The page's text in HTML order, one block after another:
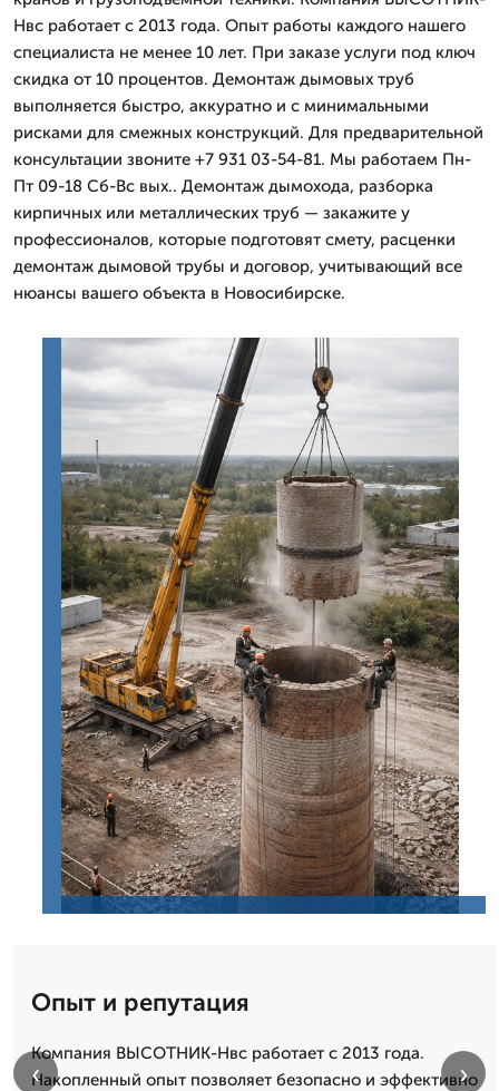
Нвс работает с 2013 года. Опыт работы каждого нашего
специалиста не менее 10 лет. При заказе услуги под ключ
скидка от 10 процентов. Демонтаж дымовых труб
выполняется быстро, аккуратно и с минимальными
рисками для смежных конструкций. Для предварительной
консультации звоните +7 931 03-54-81. Мы работаем Пн-
Пт 09-18 Сб-Вс вых.. Демонтаж дымохода, разборка
кирпичных или металлических труб — закажите у
профессионалов, которые подготовят смету, расценки
демонтаж дымовой трубы и договор, учитывающий все
нюансы вашего объекта в Новосибирске.
Опыт и репутация
Компания ВЫСОТНИК-Нвс работает с 2013 года.
Накопленный опыт позволяет безопасно и эффективно
‹ ›